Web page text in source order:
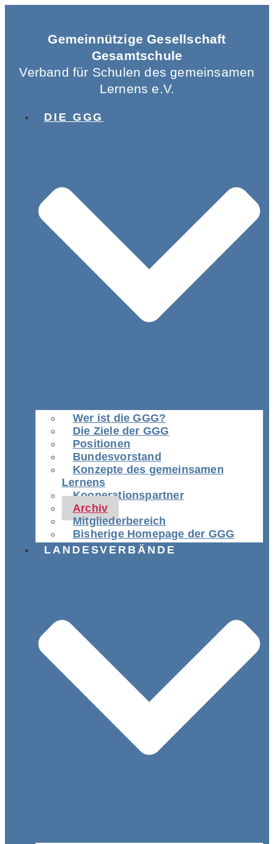
Gemeinnützige Gesellschaft
Gesamtschule
Verband für Schulen des gemeinsamen
Lernens e.V.
DIE GGG
Wer ist die GGG?
Die Ziele der GGG
Positionen
Bundesvorstand
Konzepte des gemeinsamen
Lernens
Kooperationspartner
Archiv
Mitgliederbereich
Bisherige Homepage der GGG
LANDESVERBÄNDE